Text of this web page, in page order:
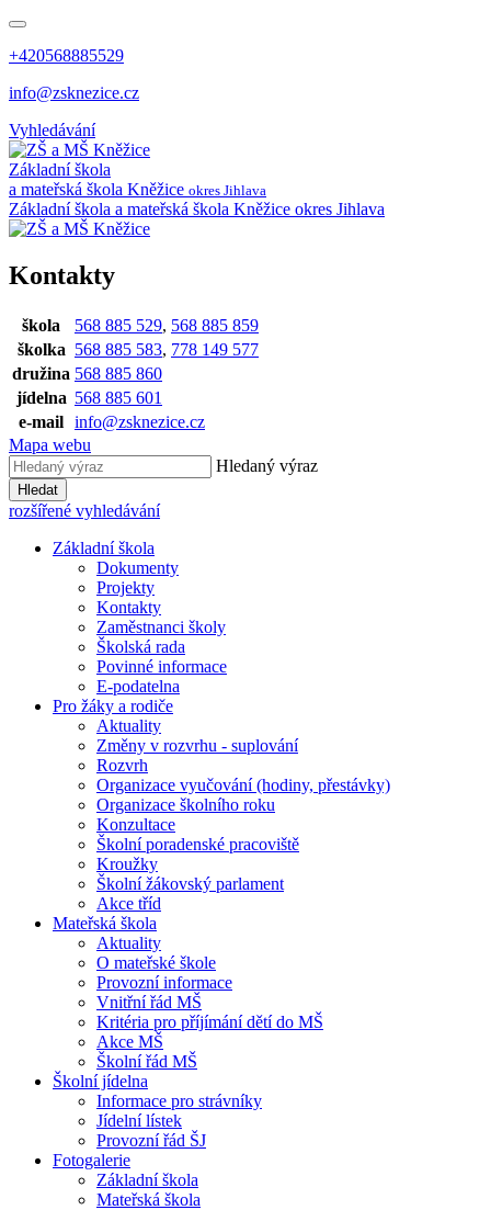
+420568885529
info@zsknezice.cz
Vyhledávání
Základní škola
a mateřská škola Kněžice okres Jihlava
Základní škola a mateřská škola Kněžice okres Jihlava
Kontakty
škola 568 885 529, 568 885 859
školka 568 885 583, 778 149 577
družina 568 885 860
jídelna 568 885 601
e-mail info@zsknezice.cz
Mapa webu
Hledaný výraz
Hledat
rozšířené vyhledávání
Základní škola
Dokumenty
Projekty
Kontakty
Zaměstnanci školy
Školská rada
Povinné informace
E-podatelna
Pro žáky a rodiče
Aktuality
Změny v rozvrhu - suplování
Rozvrh
Organizace vyučování (hodiny, přestávky)
Organizace školního roku
Konzultace
Školní poradenské pracoviště
Kroužky
Školní žákovský parlament
Akce tříd
Mateřská škola
Aktuality
O mateřské škole
Provozní informace
Vnitřní řád MŠ
Kritéria pro příjímání dětí do MŠ
Akce MŠ
Školní řád MŠ
Školní jídelna
Informace pro strávníky
Jídelní lístek
Provozní řád ŠJ
Fotogalerie
Základní škola
Mateřská škola